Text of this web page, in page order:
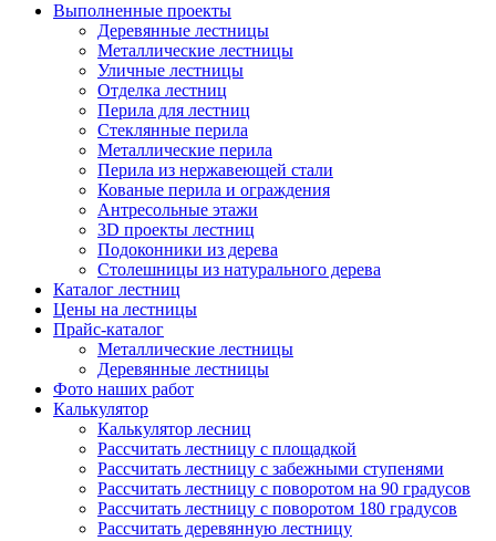
Выполненные проекты
Деревянные лестницы
Металлические лестницы
Уличные лестницы
Отделка лестниц
Перила для лестниц
Стеклянные перила
Металлические перила
Перила из нержавеющей стали
Кованые перила и ограждения
Антресольные этажи
3D проекты лестниц
Подоконники из дерева
Столешницы из натурального дерева
Каталог лестниц
Цены на лестницы
Прайс-каталог
Металлические лестницы
Деревянные лестницы
Фото наших работ
Калькулятор
Калькулятор лесниц
Рассчитать лестницу с площадкой
Рассчитать лестницу с забежными ступенями
Рассчитать лестницу с поворотом на 90 градусов
Рассчитать лестницу с поворотом 180 градусов
Рассчитать деревянную лестницу